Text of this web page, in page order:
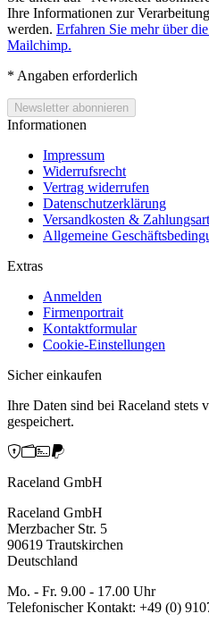
Ihre Informationen zur
werden. Erfahren Sie mehr über
Mailchimp.
* Angaben erforderlich
Informationen
Impressum
Widerrufsrecht
Vertrag widerrufen
Datenschutzerklärung
Versandkosten &
Allgemeine
Extras
Anmelden
Firmenportrait
Kontaktformular
Cookie-Einstellungen
Sicher einkaufen
Ihre Daten sind bei Raceland stets
gespeichert.
Raceland GmbH
Raceland GmbH
Merzbacher Str. 5
90619 Trautskirchen
Deutschland
Mo. - Fr. 9.00 - 17.00 Uhr
Telefonischer Kontakt: +49 (0)